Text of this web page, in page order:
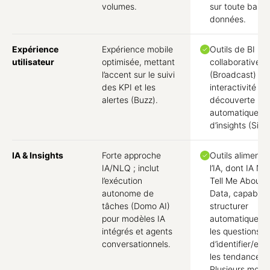
volumes.
sur toute base
données.
Expérience
utilisateur
Expérience mobile
optimisée, mettant
l’accent sur le suivi
des KPI et les
alertes (Buzz).
Outils de BI
collaborative
(Broadcast) ;
interactivité
découverte
automatique
d’insights
IA & Insights
Forte approche
IA/NLQ ; inclut
l’exécution
autonome de
tâches (Domo AI)
pour modèles IA
intégrés et agents
conversationnels.
Outils
l’IA, dont IA
Tell Me About
Data,
structurer
les questions et
d’identifier/
les tendances.